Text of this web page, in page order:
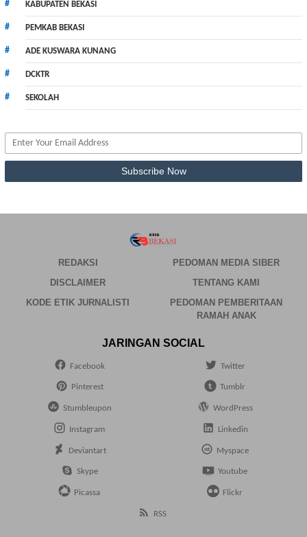
KABUPATEN BEKASI
PEMKAB BEKASI
ADE KUSWARA KUNANG
DCKTR
SEKOLAH
REDAKSI
PEDOMAN MEDIA SIBER
DISCLAIMER
TENTANG KAMI
KODE ETIK JURNALISTI
PEDOMAN PEMBERITAAN
RAMAH ANAK
JARINGAN SOCIAL
Facebook Twitter
Pinterest Tumblr
Stumbleupon WordPress
Instagram Linkedin
Deviantart Myspace
Skype Youtube
Picassa Flickr
RSS